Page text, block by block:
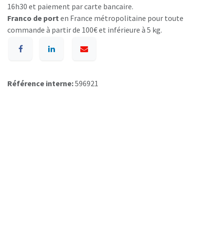
16h30 et paiement par carte bancaire.
Franco de port en France métropolitaine pour toute
commande à partir de 100€ et inférieure à 5 kg.
Référence interne:596921